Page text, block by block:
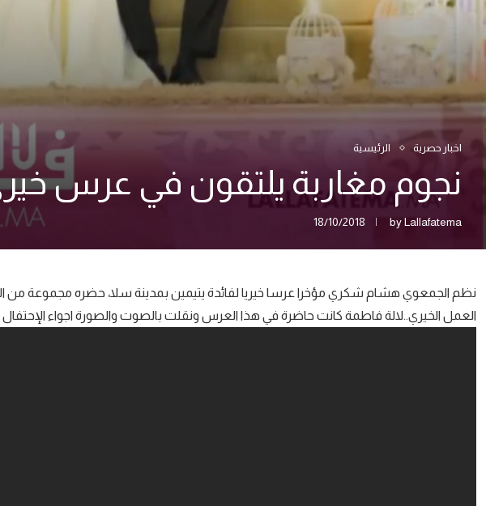
اخبار حصرية الرئيسية
نجوم مغاربة يلتقون في عرس
byLallafatema
18/10/2018
نظم الجمعوي هشام شكري مؤخرا عرسا خيريا لفائدة يتيمين بمدينة سلا، حضره مجموعة من
العمل الخيري..لالة فاطمة كانت حاضرة في هذا العرس ونقلت بالصوت والصورة اجواء